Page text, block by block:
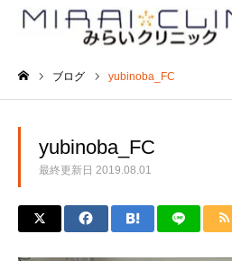
ブログ yubinoba_FC
yubinoba_FC
最終更新日 2019.08.01